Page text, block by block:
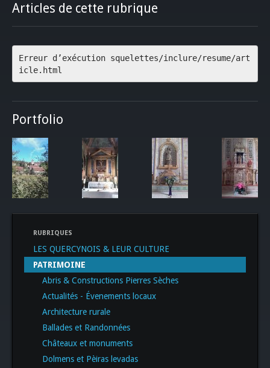
Articles de cette rubrique
Erreur d’exécution squelettes/inclure/resume/art
icle.html
Portfolio
RUBRIQUES
LES QUERCYNOIS & LEUR CULTURE
PATRIMOINE
Abris & Constructions Pierres Sèches
Actualités - Évenements locaux
Architecture rurale
Ballades et Randonnées
Châteaux et monuments
Dolmens et Pèiras levadas